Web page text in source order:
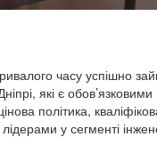
часу успішно
які є
політика,
у сегменті